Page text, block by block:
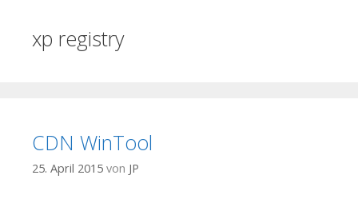
xp registry
CDN WinTool
25. April 2015 von JP